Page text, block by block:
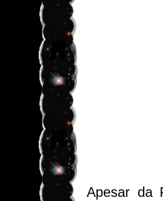
Apesar da